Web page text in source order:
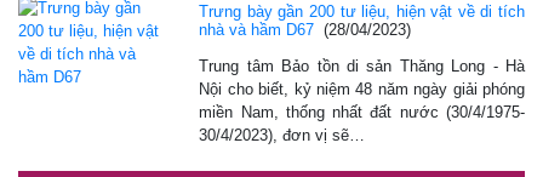
Trưng bày gần 200 tư liệu, hiện vật về di tích
nhà và hầm D67 (28/04/2023)
Trung tâm Bảo tồn di sản Thăng Long - Hà
Nội cho biết, kỷ niệm 48 năm ngày giải phóng
miền Nam, thống nhất đất nước (30/4/1975-
30/4/2023), đơn vị sẽ…